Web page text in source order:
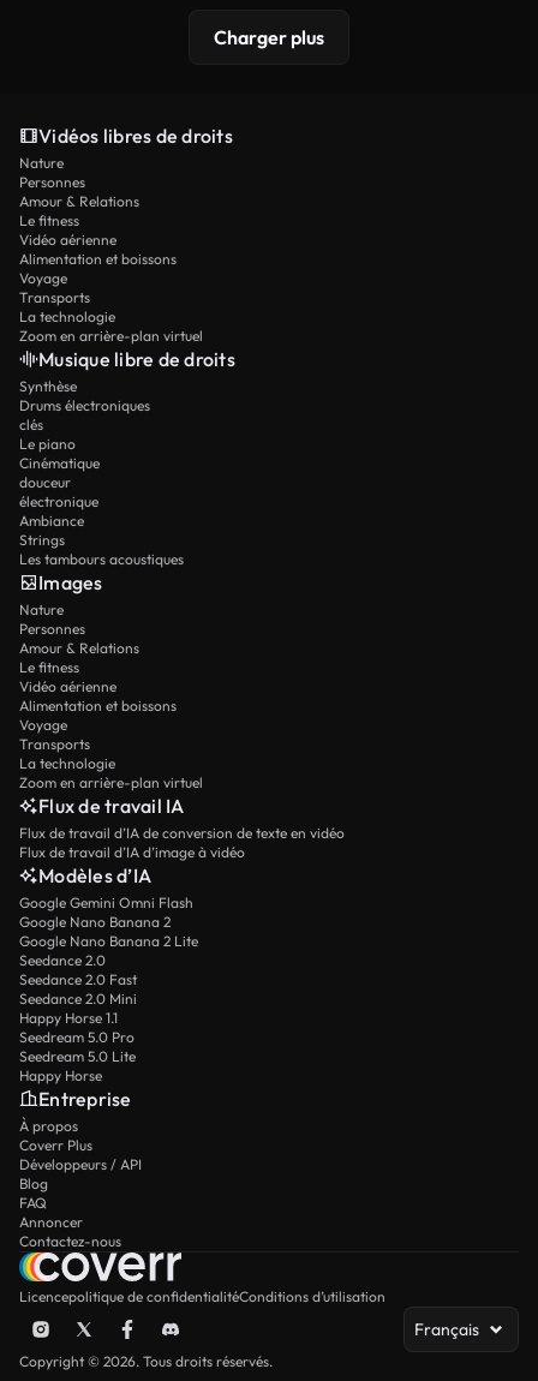
Charger plus
Vidéos libres de droits
Nature
Personnes
Amour & Relations
Le fitness
Vidéo aérienne
Alimentation et boissons
Voyage
Transports
La technologie
Zoom en arrière-plan virtuel
Musique libre de droits
Synthèse
Drums électroniques
clés
Le piano
Cinématique
douceur
électronique
Ambiance
Strings
Les tambours acoustiques
Images
Nature
Personnes
Amour & Relations
Le fitness
Vidéo aérienne
Alimentation et boissons
Voyage
Transports
La technologie
Zoom en arrière-plan virtuel
Flux de travail IA
Flux de travail d’IA de conversion de texte en vidéo
Flux de travail d’IA d’image à vidéo
Modèles d’IA
Google Gemini Omni Flash
Google Nano Banana 2
Google Nano Banana 2 Lite
Seedance 2.0
Seedance 2.0 Fast
Seedance 2.0 Mini
Happy Horse 1.1
Seedream 5.0 Pro
Seedream 5.0 Lite
Happy Horse
Entreprise
À propos
Coverr Plus
Développeurs / API
Blog
FAQ
Annoncer
Contactez-nous
Licencepolitique de confidentialitéConditions d’utilisation
Français
Copyright © 2026. Tous droits réservés.